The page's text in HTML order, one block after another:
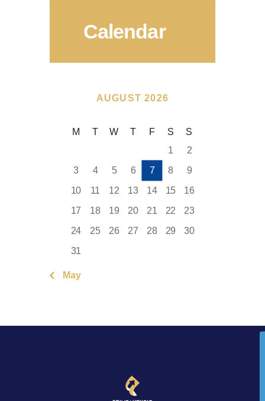
Calendar
AUGUST 2026
M T W T F S
S
1
2
3
4 5 6 7 8
9
10
11 12 13 14 15
16
17
18 19 20 21 22
23
24
25 26 27 28 29
30
31
« May